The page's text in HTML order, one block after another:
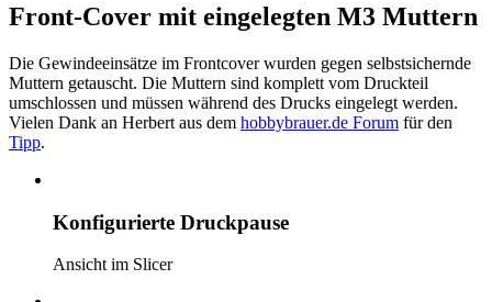
Front-Cover mit eingelegten M3 Muttern
Die Gewindeeinsätze im Frontcover wurden gegen selbstsichernde
Muttern getauscht. Die Muttern sind komplett vom Druckteil
umschlossen und müssen während des Drucks eingelegt werden.
Vielen Dank an Herbert aus dem hobbybrauer.de Forum für den
Tipp.
Konfigurierte Druckpause
Ansicht im Slicer